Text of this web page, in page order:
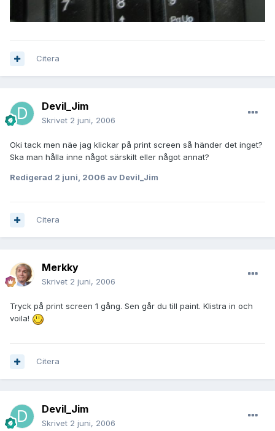
Citera
Devil_Jim
Skrivet 2 juni, 2006
Oki tack men näe jag klickar på print screen så händer det inget?
Ska man hålla inne något särskilt eller något annat?
Redigerad 2 juni, 2006 av Devil_Jim
Citera
Merkky
Skrivet 2 juni, 2006
Tryck på print screen 1 gång. Sen går du till paint. Klistra in och
voila!
Citera
Devil_Jim
Skrivet 2 juni, 2006